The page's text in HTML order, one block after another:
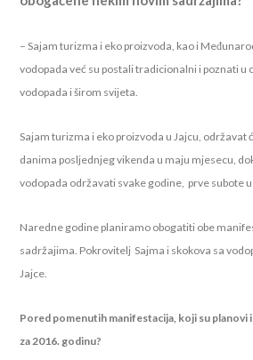
– Sajam turizma i eko proizvoda, kao i
vodopada već su postali tradicionalni i poznati u
vodopada i širom svijeta.
Sajam turizma i eko proizvoda u Jajcu, održavat
danima posljednjeg vikenda u maju mjesecu,
vodopada održavati svake godine, prve subote
Naredne godine planiramo obogatiti obe
sadržajima. Pokrovitelj Sajma i skokova sa
Jajce.
Pored pomenutih manifestacija, koji su planovi
za 2016. godinu?